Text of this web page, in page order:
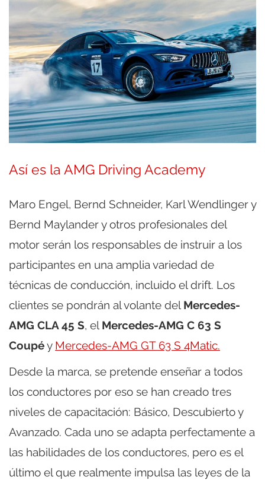
Así es la AMG Driving Academy
Maro Engel, Bernd Schneider, Karl Wendlinger y
Bernd Maylander y otros profesionales del
motor serán los responsables de instruir a los
participantes en una amplia variedad de
técnicas de conducción, incluido el drift. Los
clientes se pondrán al volante del Mercedes-
AMG CLA 45 S, el Mercedes-AMG C 63 S
Coupéy Mercedes-AMG GT 63 S 4Matic.
Desde la marca, se pretende enseñar a todos
los conductores por eso se han creado tres
niveles de capacitación: Básico, Descubierto y
Avanzado. Cada uno se adapta perfectamente a
las habilidades de los conductores, pero es el
último el que realmente impulsa las leyes de la